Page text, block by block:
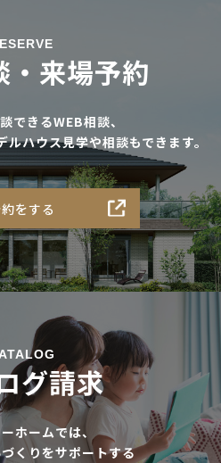
・来場予約
できるWEB相談、
ハウス見学や相談もできます。
をする
グ請求
ホームでは、
くりをサポートする